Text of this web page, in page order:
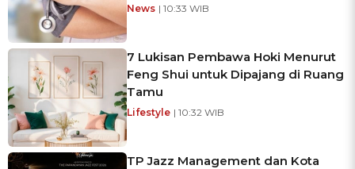
News | 10:33 WIB
7 Lukisan Pembawa Hoki Menurut
Feng Shui untuk Dipajang di Ruang
Tamu
Lifestyle | 10:32 WIB
TP Jazz Management dan Kota